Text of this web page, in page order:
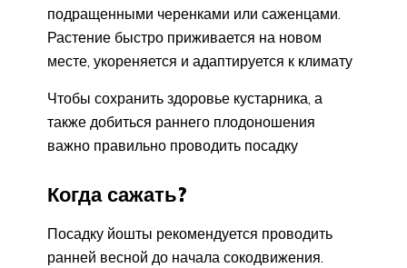
подращенными черенками или саженцами.
Растение быстро приживается на новом
месте, укореняется и адаптируется к климату
Чтобы сохранить здоровье кустарника, а
также добиться раннего плодоношения
важно правильно проводить посадку
Когда сажать?
Посадку йошты рекомендуется проводить
ранней весной до начала сокодвижения.